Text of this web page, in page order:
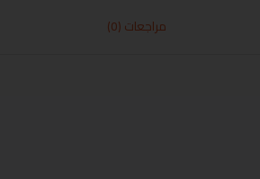
مراجعات (0)